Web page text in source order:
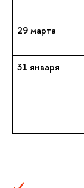
29 марта
31 января